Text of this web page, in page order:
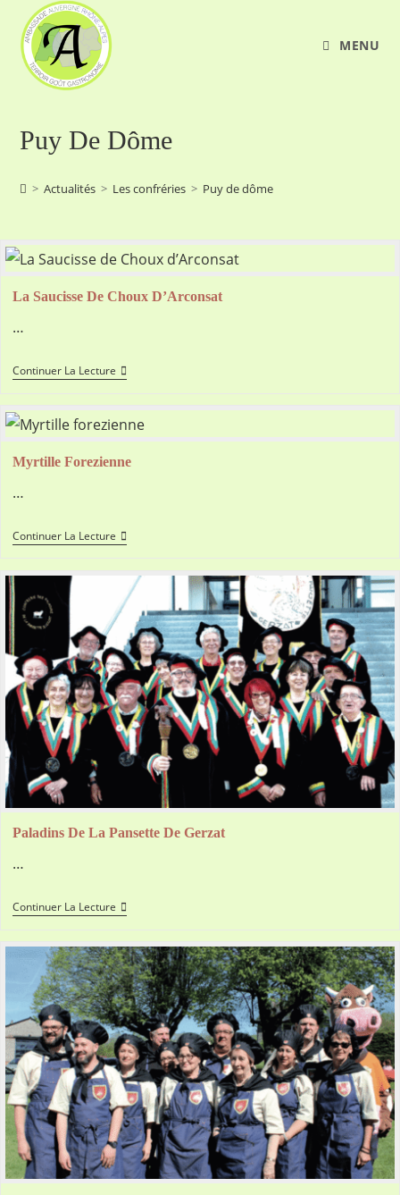
content
MENU
Puy De Dôme
> Actualités > Les confréries > Puy de dôme
La Saucisse De Choux D’Arconsat
…
Continuer La LectureLa
Saucisse
De
Choux
D’Arconsat
Myrtille Forezienne
…
Continuer La LectureMyrtille
Forezienne
Paladins De La Pansette De Gerzat
…
Continuer La LecturePaladins
De
La
Pansette
De
Gerzat